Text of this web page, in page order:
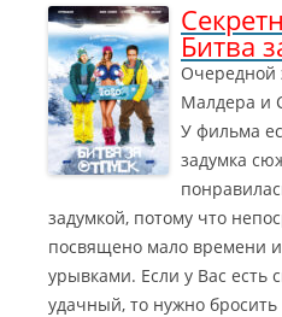
Битва
Очередной
Малдера и
У фильма
задумка
задумкой, потому что
посвящено мало времени
урывками. Если у Вас есть
удачный, то нужно